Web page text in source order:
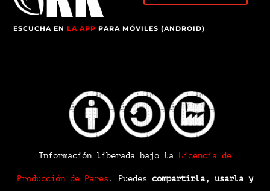
ESCUCHA ENLA APP PARA MÓVILES (ANDROID)
Información liberada bajo la Licencia de
Producción de Pares . Puedes compartirla, usarla y